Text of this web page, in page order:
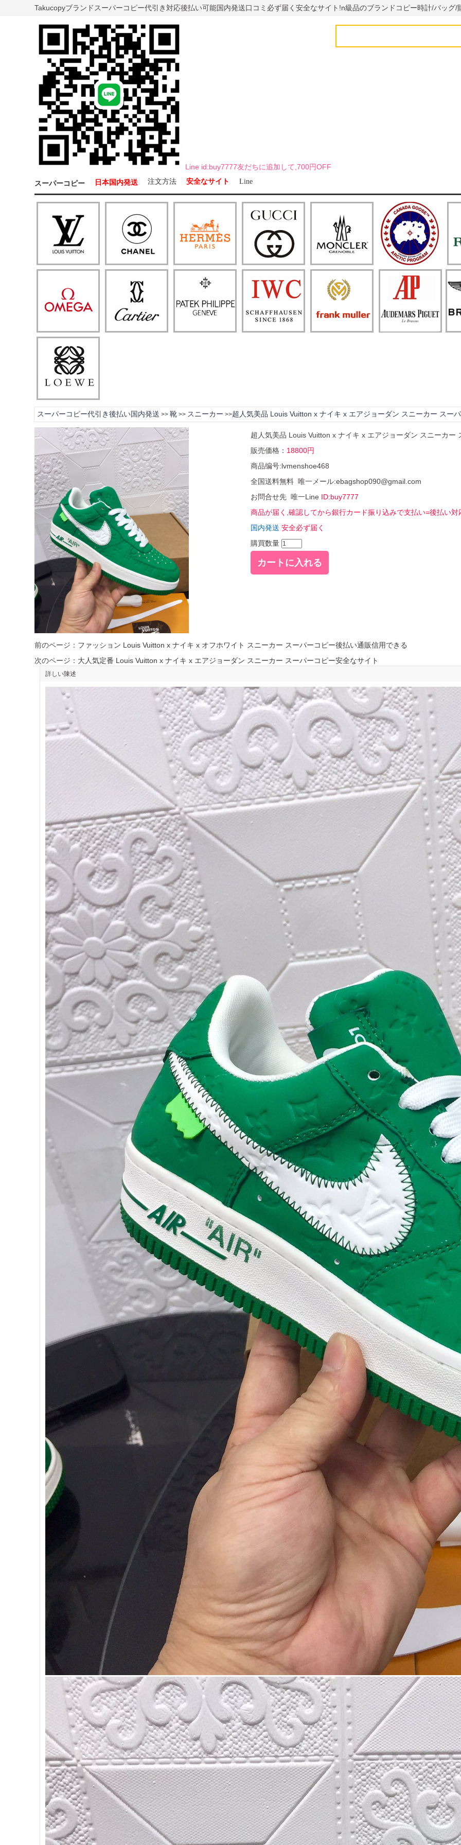
Takucopyブランドスーパーコピー代引き対応後払い可能国内発送口コミ必ず届く安全なサイト!n級品のブランドコピー時計/バッ
Line id:buy7777友だちに追加して,700円OFF
スーパーコピー 日本国内発送 注文方法 安全なサイト Line
スーパーコピー代引き後払い国内発送 >> 靴 >> スニーカー >>超人気美品 Louis Vuitton x ナイキ x エアジョーダン スニーカー スー
超人気美品 Louis Vuitton x ナイキ x エアジョーダン スニーカー
販売価格： 18800円
商品编号:lvmenshoe468
全国送料無料 唯一メール:ebagshop090@gmail.com
お問合せ先 唯一Line ID:buy7777
商品が届く,確認してから銀行カード振り込みで支払い=後払い対
国内発送 安全必ず届く
購買数量
前のページ： ファッション Louis Vuitton x ナイキ x オフホワイト スニーカー スーパーコピー後払い通販信用できる
次のページ： 大人気定番 Louis Vuitton x ナイキ x エアジョーダン スニーカー スーパーコピー安全なサイト
詳しい陳述